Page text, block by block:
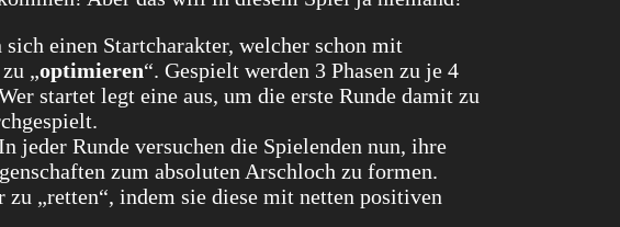
einen Startcharakter, welcher schon mit
„optimieren“. Gespielt werden 3 Phasen zu je 4
startet legt eine aus, um die erste Runde damit zu
jeder Runde versuchen die Spielenden nun, ihre
zum absoluten Arschloch zu formen.
„retten“, indem sie diese mit netten positiven